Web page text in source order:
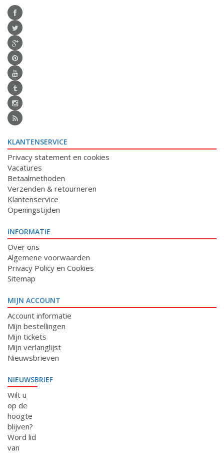
KLANTENSERVICE
Privacy statement en cookies
Vacatures
Betaalmethoden
Verzenden & retourneren
Klantenservice
Openingstijden
INFORMATIE
Over ons
Algemene voorwaarden
Privacy Policy en Cookies
Sitemap
MIJN ACCOUNT
Account informatie
Mijn bestellingen
Mijn tickets
Mijn verlanglijst
Nieuwsbrieven
NIEUWSBRIEF
Wilt u
op de
hoogte
blijven?
Word lid
van